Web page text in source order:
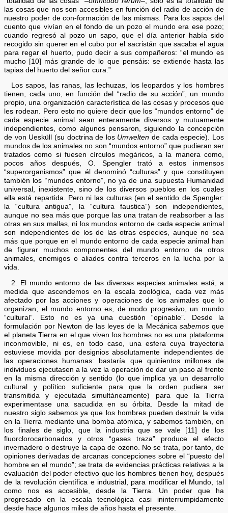
las cosas que nos son accesibles en función del radio de acción de
nuestro poder de con-formación de las mismas. Para los sapos del
cuento que vivían en el fondo de un pozo el mundo era ese pozo;
cuando regresó al pozo un sapo, que el día anterior había sido
recogido sin querer en el cubo por el sacristán que sacaba el agua
para regar el huerto, pudo decir a sus compañeros: “el mundo es
mucho [10] más grande de lo que pensáis: se extiende hasta las
tapias del huerto del señor cura.”
Los sapos, las ranas, las lechuzas, los leopardos y los hombres
tienen, cada uno, en función del “radio de su acción”, un mundo
propio, una organización característica de las cosas y procesos que
les rodean. Pero esto no quiere decir que los “mundos entorno” de
cada especie animal sean enteramente diversos y mutuamente
independientes, como algunos pensaron, siguiendo la concepción
de von Uesküll (su doctrina de los Umwelten de cada especie). Los
mundos de los animales no son “mundos entorno” que pudieran ser
tratados como si fuesen círculos megáricos, a la manera como,
pocos años después, O. Spengler trató a estos inmensos
“superorganismos” que él denominó “culturas” y que constituyen
también los “mundos entorno”, no ya de una supuesta Humanidad
universal, inexistente, sino de los diversos pueblos en los cuales
ella está repartida. Pero ni las culturas (en el sentido de Spengler:
la “cultura antigua”, la “cultura faustica”) son independientes,
aunque no sea más que porque las una tratan de reabsorber a las
otras en sus mallas, ni los mundos entorno de cada especie animal
son independientes de los de las otras especies, aunque no sea
más que porque en el mundo entorno de cada especie animal han
de figurar muchos componentes del mundo entorno de otros
animales, enemigos o aliados contra terceros en la lucha por la
vida.
2. El mundo entorno de las diversas especies animales está, a
medida que ascendemos en la escala zoológica, cada vez más
afectado por las acciones y operaciones de los animales que lo
organizan; el mundo entorno es, de modo progresivo, un mundo
“cultural”. Esto no es ya una cuestión “opinable”. Desde la
formulación por Newton de las leyes de la Mecánica sabemosque
el planeta Tierra en el que viven los hombres no es una plataforma
inconmovible, ni es, en todo caso, una esfera cuya trayectoria
estuviese movida por designios absolutamente independientes de
las operaciones humanas: bastaría que quinientos millones de
individuos ejecutasen a la vez la operación de dar un paso al frente
en la misma dirección y sentido (lo que implica ya un desarrollo
cultural y político suficiente para que la orden pudiera ser
transmitida y ejecutada simultáneamente) para que la Tierra
experimentase una sacudida en su órbita. Desde la mitad de
nuestro siglo sabemos ya que los hombres pueden destruir la vida
en la Tierra mediante una bomba atómica, y sabemos también, en
los finales de siglo, que la industria que se vale [11] de los
fluorclorocarbonados y otros “gases traza” produce el efecto
invernadero o destruye la capa de ozono. No se trata, por tanto, de
opiniones derivadas de arcanas concepciones sobre el “puesto del
hombre en el mundo”; se trata de evidencias prácticas relativas a la
evaluación del poder efectivo que los hombres tienen hoy, después
de la revolución científica e industrial, para modificar el Mundo, tal
como nos es accesible, desde la Tierra. Un poder que ha
progresado en la escala tecnológica casi ininterrumpidamente
desde hace algunos miles de años hasta el presente.